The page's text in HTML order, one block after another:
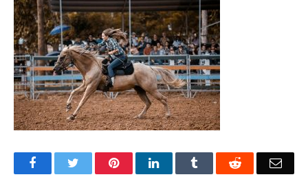
FacebookTwitter PinterestLinkedIn Tumblr Reddit